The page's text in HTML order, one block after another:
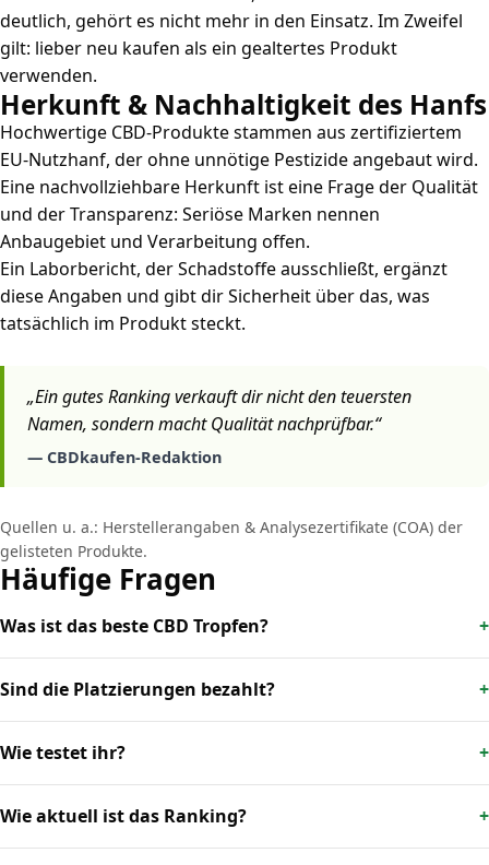
deutlich, gehört es nicht mehr in den Einsatz. Im Zweifel
gilt: lieber neu kaufen als ein gealtertes Produkt
verwenden.
Herkunft & Nachhaltigkeit des Hanfs
Hochwertige CBD-Produkte stammen aus zertifiziertem
EU-Nutzhanf, der ohne unnötige Pestizide angebaut wird.
Eine nachvollziehbare Herkunft ist eine Frage der Qualität
und der Transparenz: Seriöse Marken nennen
Anbaugebiet und Verarbeitung offen.
Ein Laborbericht, der Schadstoffe ausschließt, ergänzt
diese Angaben und gibt dir Sicherheit über das, was
tatsächlich im Produkt steckt.
„Ein gutes Ranking verkauft dir nicht den teuersten
Namen, sondern macht Qualität nachprüfbar.“
— CBDkaufen-Redaktion
Quellen u. a.: Herstellerangaben & Analysezertifikate (COA) der
gelisteten Produkte.
Häufige Fragen
Was ist das beste CBD Tropfen?
Sind die Platzierungen bezahlt?
Wie testet ihr?
Wie aktuell ist das Ranking?